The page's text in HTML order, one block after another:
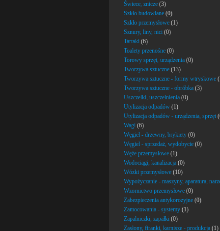
Świece, znicze (3)
Szkło budowlane (0)
Szkło przemysłowe (1)
Sznury, liny, nici (0)
Tartaki (6)
Toalety przenośne (0)
Torowy sprzęt, urządzenia (0)
Tworzywa sztuczne (13)
Tworzywa sztuczne - formy wtryskowe
Tworzywa sztuczne - obróbka (3)
Uszczelki, uszczelnienia (0)
Utylizacja odpadów (1)
Utylizacja odpadów - urządzenia, sprzęt
Wagi (6)
Węgiel - drzewny, brykiety (0)
Węgiel - sprzedaż, wydobycie (0)
Węże przemysłowe (1)
Wodociągi, kanalizacja (0)
Wózki przemysłowe (10)
Wypożyczanie - maszyny, aparatura,
Wzornictwo przemysłowe (0)
Zabezpieczenia antykorozyjne (0)
Zamocowania - systemy (1)
Zapalniczki, zapałki (0)
Zasłony, firanki, karnisze - produkcja (1)